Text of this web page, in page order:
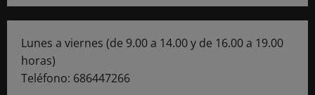
Lunes a viernes (de 9.00 a 14.00 y de 16.00 a 19.00
horas)
Teléfono: 686447266